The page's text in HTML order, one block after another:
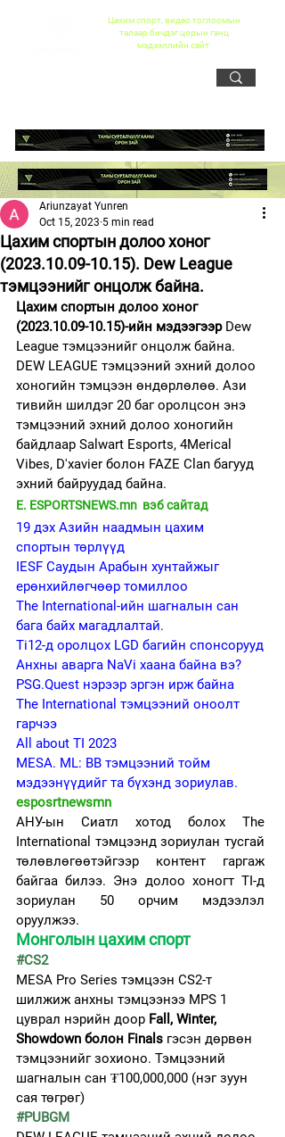
Цахим спорт, видео тоглоомын
талаар бичдэг цорын ганц
мэдээллийн сайт
Цахим спортын долоо хоног
(2023.10.09-10.15). Dew League
тэмцээнийг онцолж байна.
Ariunzayat Yunren
Oct 15, 2023 5 min read
Цахим спортын долоо хоног
(2023.10.09-10.15)-ийн мэдээгээр Dew
League тэмцээнийг онцолж байна.
DEW LEAGUE тэмцээний эхний долоо
хоногийн тэмцээн өндөрлөлөө. Ази
тивийн шилдэг 20 баг оролцсон энэ
тэмцээний эхний долоо хоногийн
байдлаар Salwart Esports, 4Merical
Vibes, D'xavier болон FAZE Clan багууд
эхний байруудад байна.
E. ESPORTSNEWS.mn
  вэб сайтад
19 дэх Азийн наадмын цахим
спортын төрлүүд
IESF Саудын Арабын хунтайжыг
ерөнхийлөгчөөр томиллоо
The International-ийн шагналын сан
бага байх магадлалтай.
Ti12-д оролцох LGD багийн спонсорууд
Анхны аварга NaVi хаана байна вэ?
PSG.Quest нэрээр эргэн ирж байна
The International тэмцээний оноолт
гарчээ
All about TI 2023
MESA. ML: BB тэмцээний тойм
мэдээнүүдийг та бүхэнд зориулав.
esposrtnewsmn
АНУ-ын Сиатл хотод болох The
International тэмцээнд зориулан тусгай
төлөвлөгөөтэйгээр контент гаргаж
байгаа билээ. Энэ долоо хоногт TI-д
зориулан 50 орчим мэдээлэл
оруулжээ.
Монголын цахим спорт
#CS2
MESA Pro Series тэмцээн CS2-т
шилжиж анхны тэмцээнээ MPS 1
цуврал нэрийн доор Fall, Winter,
Showdown болон Finals гэсэн дөрвөн
тэмцээнийг зохионо. Тэмцээний
шагналын сан ₮100,000,000 (нэг зуун
сая төгрөг)
#PUBGM